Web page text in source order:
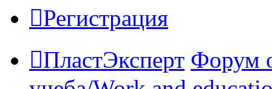
Регистрация
ПластЭксперт Форум